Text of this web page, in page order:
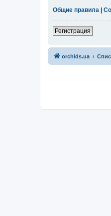
Общие правила |
Регистрация
orchids.ua